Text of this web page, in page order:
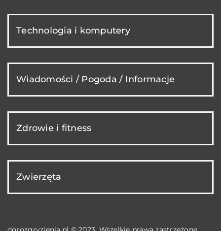
Technologia i komputery
Wiadomości / Pogoda / Informacje
Zdrowie i fitness
Zwierzęta